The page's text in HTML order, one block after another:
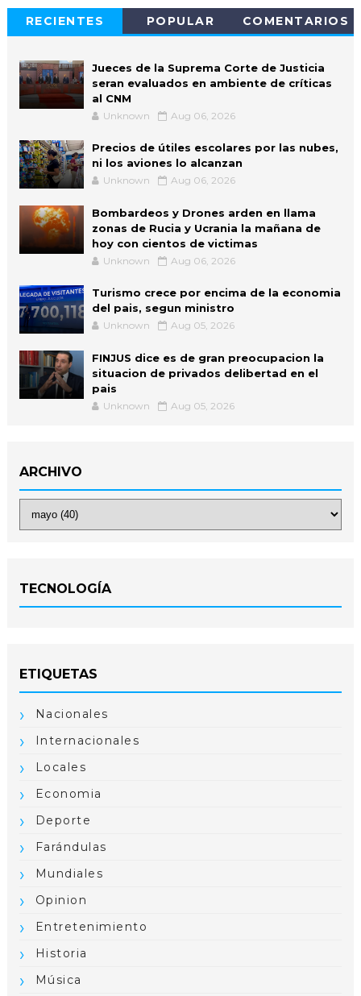
RECIENTES POPULAR COMENTARIOS
Jueces de la Suprema Corte de Justicia
seran evaluados en ambiente de críticas
al CNM
Unknown Aug 06, 2026
Precios de útiles escolares por las nubes,
ni los aviones lo alcanzan
Unknown Aug 06, 2026
Bombardeos y Drones arden en llama
zonas de Rucia y Ucrania la mañana de
hoy con cientos de victimas
Unknown Aug 06, 2026
Turismo crece por encima de la economia
del pais, segun ministro
Unknown Aug 05, 2026
FINJUS dice es de gran preocupacion la
situacion de privados delibertad en el
pais
Unknown Aug 05, 2026
ARCHIVO
TECNOLOGÍA
ETIQUETAS
Nacionales
Internacionales
Locales
Economia
Deporte
Farándulas
Mundiales
Opinion
Entretenimiento
Historia
Música